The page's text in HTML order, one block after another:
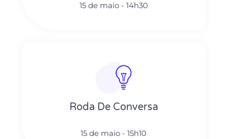
15 de maio - 14h30
Roda De Conversa
15 de maio - 15h10